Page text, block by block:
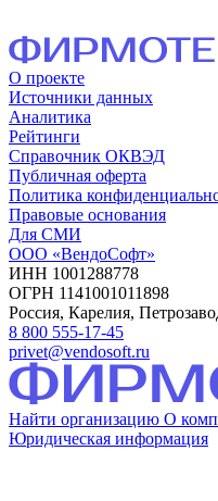
О проекте
Источники данных
Аналитика
Рейтинги
Справочник ОКВЭД
Публичная оферта
Политика
Правовые основания
Для СМИ
ООО «ВендоСофт»
ИНН 1001288778
ОГРН 1141001011898
Россия, Карелия,
8 800 555-17-45
privet@vendosoft.ru
Найти организацию О
Юридическая информация